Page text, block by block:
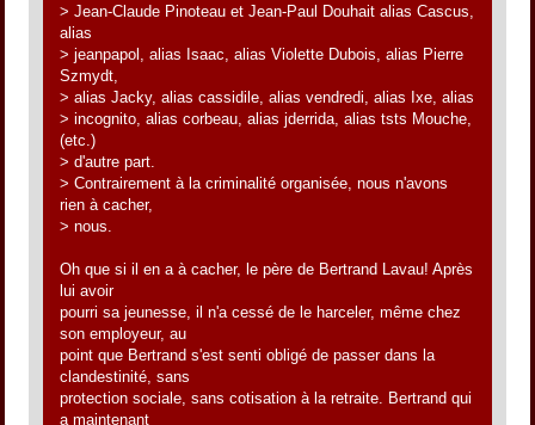
> Jean-Claude Pinoteau et Jean-Paul Douhait alias Cascus,
alias
> jeanpapol, alias Isaac, alias Violette Dubois, alias Pierre
Szmydt,
> alias Jacky, alias cassidile, alias vendredi, alias Ixe, alias
> incognito, alias corbeau, alias jderrida, alias tsts Mouche,
(etc.)
> d'autre part.
> Contrairement à la criminalité organisée, nous n'avons
rien à cacher,
> nous.
Oh que si il en a à cacher, le père de Bertrand Lavau! Après
lui avoir
pourri sa jeunesse, il n'a cessé de le harceler, même chez
son employeur, au
point que Bertrand s'est senti obligé de passer dans la
clandestinité, sans
protection sociale, sans cotisation à la retraite. Bertrand qui
a maintenant